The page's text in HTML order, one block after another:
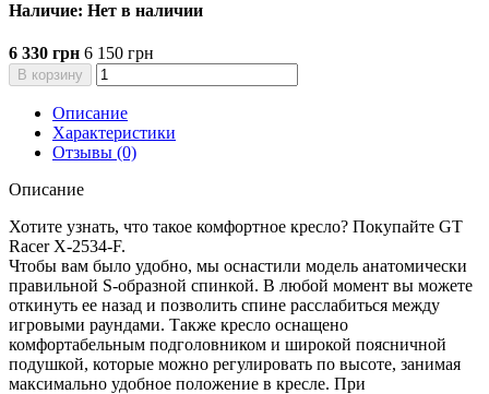
Наличие: Нет в наличии
6 330 грн 6 150 грн
В корзину
Описание
Характеристики
Отзывы (0)
Описание
Хотите узнать, что такое комфортное кресло? Покупайте GT
Racer X-2534-F.
Чтобы вам было удобно, мы оснастили модель анатомически
правильной S-образной спинкой. В любой момент вы можете
откинуть ее назад и позволить спине расслабиться между
игровыми раундами. Также кресло оснащено
комфортабельным подголовником и широкой поясничной
подушкой, которые можно регулировать по высоте, занимая
максимально удобное положение в кресле. При